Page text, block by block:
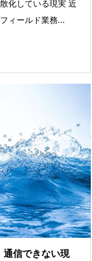
化している現実 近
ィールド業務...
信できない現